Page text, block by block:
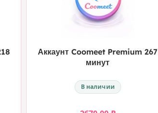
КУПИТЬ
Аккаунт Coomeet Premium 267
минут
В наличии